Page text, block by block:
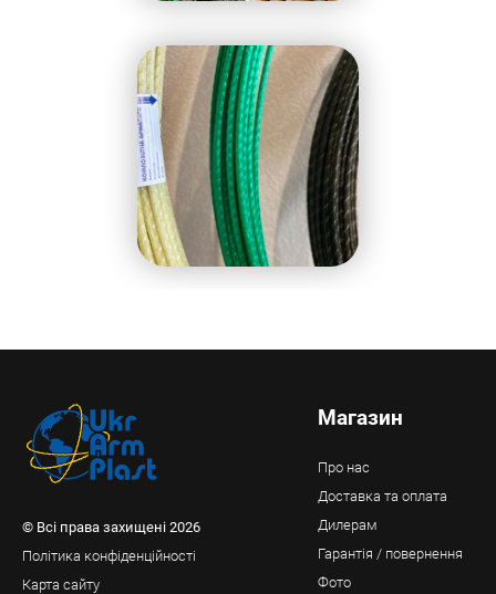
© Всі права захищені 2026
Політика конфіденційності
Карта сайту
Магазин
Про нас
Доставка та оплата
Дилерам
Гарантія / повернення
Фото